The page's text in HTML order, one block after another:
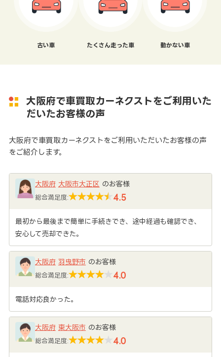
古い車 たくさん走った車 動かない車
大阪府で車買取カーネクストをご利用いた
だいたお客様の声
大阪府で車買取カーネクストをご利用いただいたお客様の声
をご紹介します。
大阪府 大阪市大正区 のお客様
総合満足度: 4.5
最初から最後まで簡単に手続きでき、途中経過も確認でき、
安心して売却できた。
大阪府 羽曳野市 のお客様
総合満足度: 4.0
電話対応良かった。
大阪府 東大阪市 のお客様
総合満足度: 4.0